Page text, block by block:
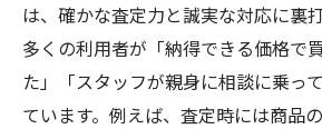
は、確かな査定力と誠実な対応に裏
多くの利用者が「納得できる価格で
た」「スタッフが親身に相談に乗っ
ています。例えば、査定時には商品